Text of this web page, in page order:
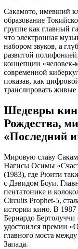
Сакамото, имевший
образование
группе как главный
что электронная
набором звуков, а
развитой
концепции «человек-
современной
показав, как
транслировать
Шедевры
Рождества,
«Последний
Мировую славу
Нагисы Осимы
(1983), где Рюити
с Дэвидом Боуи.
пентатонике и
Circuits Prophet-5,
истории кино. В 1987
Бернардо
удостоился премии
главного моста
Запада.